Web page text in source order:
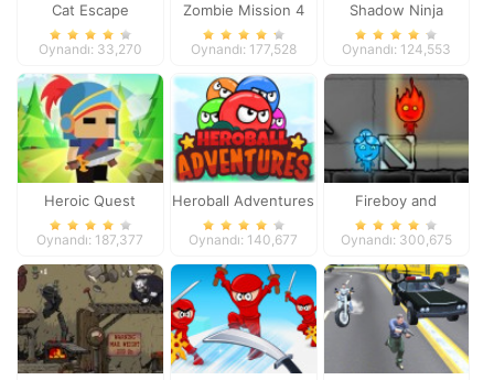
Cat Escape
Oynandı: 33,270
Zombie Mission 4
Oynandı: 177,528
Shadow Ninja
Revenge
Oynandı: 124,553
Heroic Quest
Oynandı: 187,377
Heroball Adventures
Oynandı: 140,677
Fireboy and
Watergirl 4
Oynandı: 300,675